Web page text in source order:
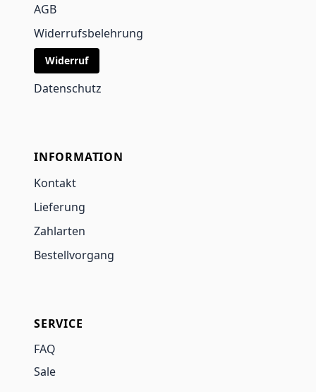
AGB
Widerrufsbelehrung
Widerruf
Datenschutz
INFORMATION
Kontakt
Lieferung
Zahlarten
Bestellvorgang
SERVICE
FAQ
Sale